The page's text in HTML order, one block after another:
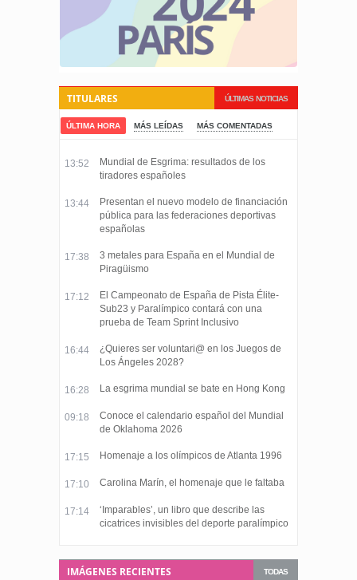
ÚLTIMAS NOTICIAS
TITULARES
ÚLTIMA HORA MÁS LEÍDAS MÁS COMENTADAS
13:52
Mundial de Esgrima: resultados de los
tiradores españoles
13:44
Presentan el nuevo modelo de financiación
pública para las federaciones deportivas
españolas
17:38
3 metales para España en el Mundial de
Piragüismo
17:12
El Campeonato de España de Pista Élite-
Sub23 y Paralímpico contará con una
prueba de Team Sprint Inclusivo
16:44
¿Quieres ser voluntari@ en los Juegos de
Los Ángeles 2028?
16:28 La esgrima mundial se bate en Hong Kong
09:18
Conoce el calendario español del Mundial
de Oklahoma 2026
17:15 Homenaje a los olímpicos de Atlanta 1996
17:10 Carolina Marín, el homenaje que le faltaba
17:14
‘Imparables’, un libro que describe las
cicatrices invisibles del deporte paralímpico
TODAS
IMÁGENES RECIENTES